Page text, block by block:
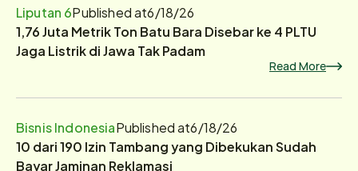
Liputan 6Published at6/18/26
1,76 Juta Metrik Ton Batu Bara Disebar ke 4 PLTU
Jaga Listrik di Jawa Tak Padam
Read More
Bisnis IndonesiaPublished at6/18/26
10 dari 190 Izin Tambang yang Dibekukan Sudah
Bayar Jaminan Reklamasi